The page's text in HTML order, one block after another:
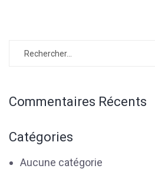
Commentaires Récents
Catégories
Aucune catégorie